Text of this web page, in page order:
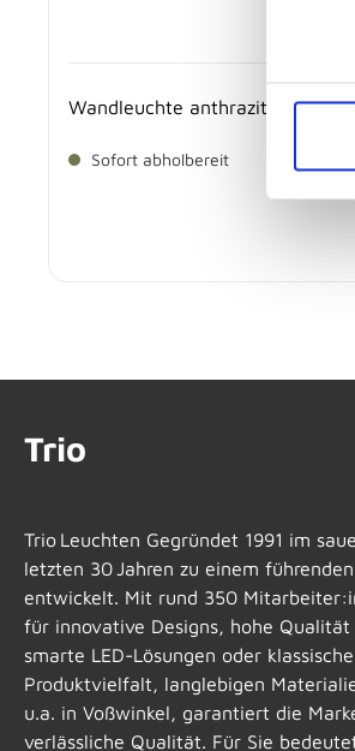
Wandleuchte anthrazit -
Sofort abholbereit
Trio
Trio Leuchten Gegründet 1991 im
letzten 30 Jahren zu einem
entwickelt. Mit rund 350
für innovative Designs, hohe
smarte LED-Lösungen oder
Produktvielfalt, langlebigen
u.a. in Voßwinkel, garantiert die
verlässliche Qualität. Für Sie